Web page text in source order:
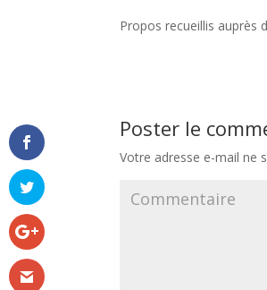
Propos recueillis auprès
Poster le
Votre adresse e-mail ne